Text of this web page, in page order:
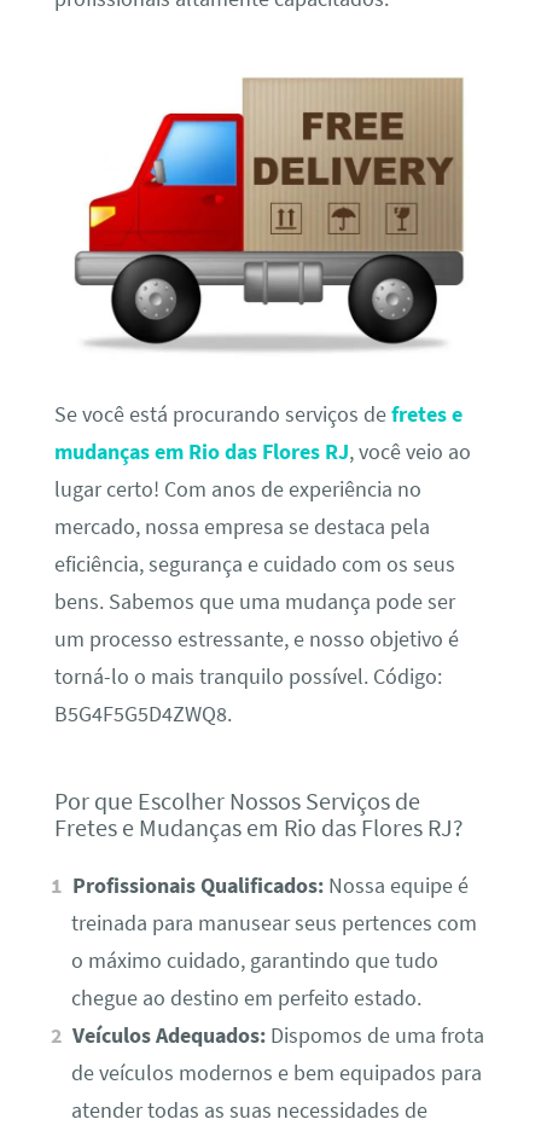
Se você está procurando serviços defretes e
mudanças em Rio das Flores RJ, você veio ao
lugar certo! Com anos de experiência no
mercado, nossa empresa se destaca pela
eficiência, segurança e cuidado com os seus
bens. Sabemos que uma mudança pode ser
um processo estressante, e nosso objetivo é
torná-lo o mais tranquilo possível. Código:
B5G4F5G5D4ZWQ8.
Por que Escolher Nossos Serviços de
Fretes e Mudanças em Rio das Flores RJ?
Profissionais Qualificados: Nossa equipe é
treinada para manusear seus pertences com
o máximo cuidado, garantindo que tudo
chegue ao destino em perfeito estado.
Veículos Adequados: Dispomos de uma frota
de veículos modernos e bem equipados para
atender todas as suas necessidades de